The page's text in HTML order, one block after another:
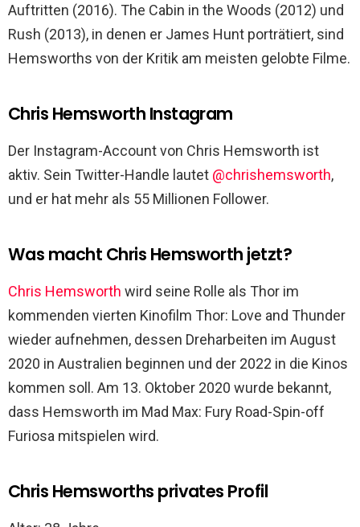
Auftritten (2016). The Cabin in the Woods (2012) und
Rush (2013), in denen er James Hunt porträtiert, sind
Hemsworths von der Kritik am meisten gelobte Filme.
Chris Hemsworth Instagram
Der Instagram-Account von Chris Hemsworth ist
aktiv. Sein Twitter-Handle lautet @chrishemsworth,
und er hat mehr als 55 Millionen Follower.
Was macht Chris Hemsworth jetzt?
Chris Hemsworth wird seine Rolle als Thor im
kommenden vierten Kinofilm Thor: Love and Thunder
wieder aufnehmen, dessen Dreharbeiten im August
2020 in Australien beginnen und der 2022 in die Kinos
kommen soll. Am 13. Oktober 2020 wurde bekannt,
dass Hemsworth im Mad Max: Fury Road-Spin-off
Furiosa mitspielen wird.
Chris Hemsworths privates Profil